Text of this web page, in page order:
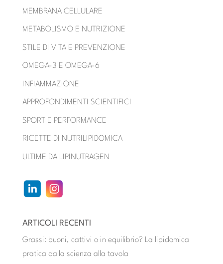
MEMBRANA CELLULARE
METABOLISMO E NUTRIZIONE
STILE DI VITA E PREVENZIONE
OMEGA-3 E OMEGA-6
INFIAMMAZIONE
APPROFONDIMENTI SCIENTIFICI
SPORT E PERFORMANCE
RICETTE DI NUTRILIPIDOMICA
ULTIME DA LIPINUTRAGEN
ARTICOLI RECENTI
Grassi: buoni, cattivi o in equilibrio? La lipidomica
pratica dalla scienza alla tavola